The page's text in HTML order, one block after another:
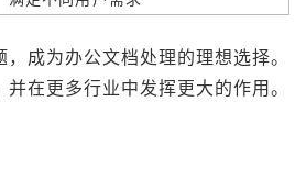
成为办公文档处理的理想选择。
在更多行业中发挥更大的作用。